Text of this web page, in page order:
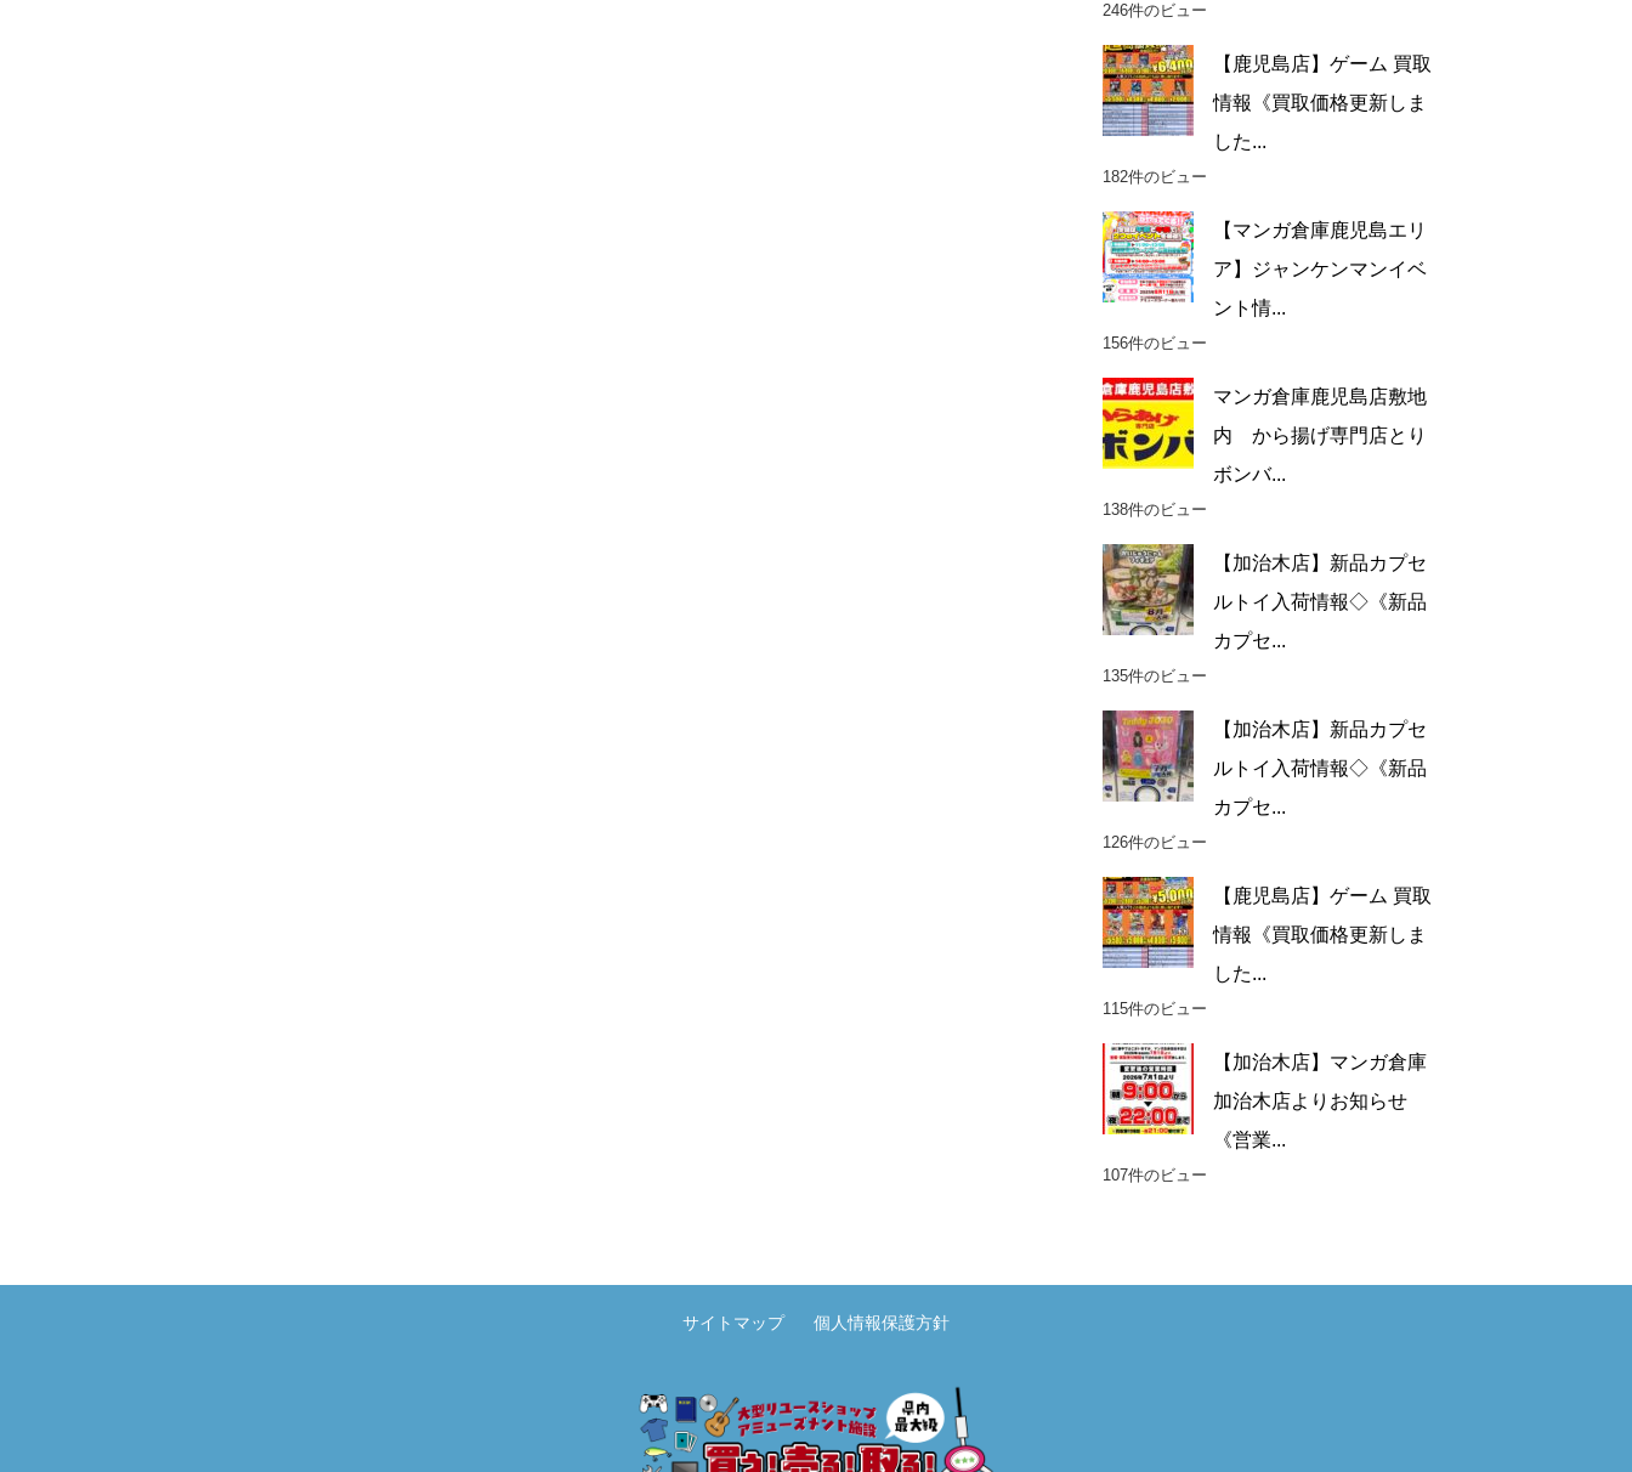
246件のビュー
【鹿児島店】ゲーム 買取
情報《買取価格更新しま
した...
182件のビュー
【マンガ倉庫鹿児島エリ
ア】ジャンケンマンイベ
ント情...
156件のビュー
マンガ倉庫鹿児島店敷地
内 から揚げ専門店とり
ボンバ...
138件のビュー
【加治木店】新品カプセ
ルトイ入荷情報◇《新品
カプセ...
135件のビュー
【加治木店】新品カプセ
ルトイ入荷情報◇《新品
カプセ...
126件のビュー
【鹿児島店】ゲーム 買取
情報《買取価格更新しま
した...
115件のビュー
【加治木店】マンガ倉庫
加治木店よりお知らせ
《営業...
107件のビュー
サイトマップ 個人情報保護方針